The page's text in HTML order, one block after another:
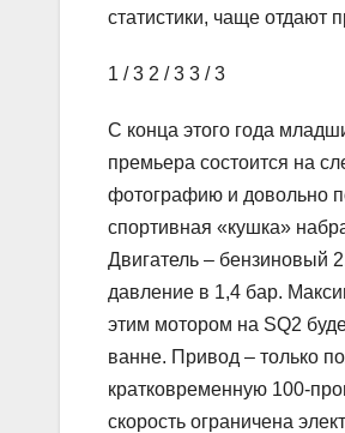
статистики, чаще отдают
1 / 3 2 / 3 3 / 3
С конца этого года
премьера состоится на
фотографию и довольно
спортивная «кушка»
Двигатель – бензиновый
давление в 1,4 бар.
этим мотором на SQ2
ванне. Привод – только
кратковременную 100-
скорость ограничена